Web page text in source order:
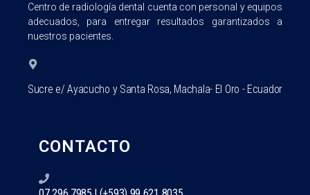
Centro de radiología dental cuenta con personal y equipos
adecuados, para entregar resultados garantizados a
nuestros pacientes.
Sucre e/ Ayacucho y Santa Rosa, Machala- El Oro - Ecuador
CONTACTO